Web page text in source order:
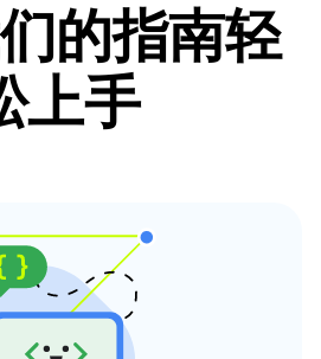
的指南轻
上手